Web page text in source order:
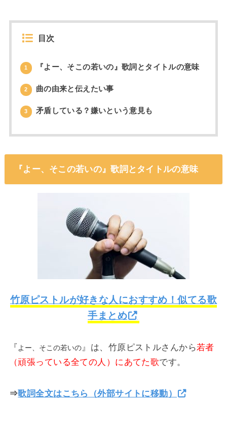
目次
1 『よー、そこの若いの』歌詞とタイトルの意味
2 曲の由来と伝えたい事
3 矛盾している？嫌いという意見も
『よー、そこの若いの』歌詞とタイトルの意味
竹原ピストルが好きな人におすすめ！似てる歌
手まとめ
『 よー、そこの若いの 』は、竹原ピストルさんから若者
（頑張っている全ての人）にあてた歌です。
⇒歌詞全文はこちら（外部サイトに移動）